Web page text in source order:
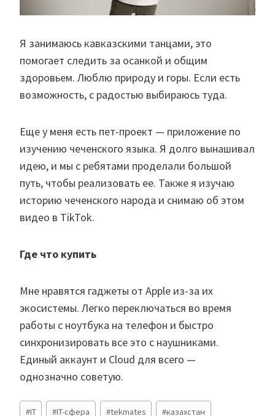
Я занимаюсь кавказскими танцами, это
помогает следить за осанкой и общим
здоровьем. Люблю природу и горы. Если есть
возможность, с радостью выбираюсь туда.
Еще у меня есть пет-проект — приложение по
изучению чеченского языка. Я долго вынашивал
идею, и мы с ребятами проделали большой
путь, чтобы реализовать ее. Также я изучаю
историю чеченского народа и снимаю об этом
видео в TikTok.
Где что купить
Мне нравятся гаджеты от Apple из-за их
экосистемы. Легко переключаться во время
работы с ноутбука на телефон и быстро
синхронизировать все это с наушниками.
Единый аккаунт и Cloud для всего —
однозначно советую.
Метки
#IT #IT-сфера #tekmates #казахстан